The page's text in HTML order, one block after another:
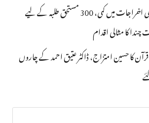
شادی کے غیر ضروری اخراجات میں کمی، 300 مستحق طلبہ کے لیے
چندا کا مثالی اقدام
کا حسین امتزاج، ڈاکٹر عتیق احمد کے چاروں